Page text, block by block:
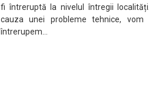
fi întreruptă la nivelul întregii
cauza unei probleme tehnice,
întrerupem…